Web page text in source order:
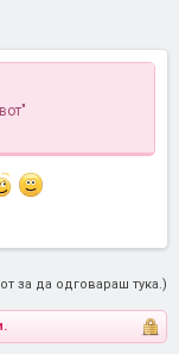
за да одговараш тука.)